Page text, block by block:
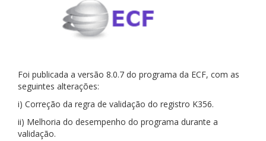
Foi publicada a versão 8.0.7 do programa da ECF, com as
seguintes alterações:
i) Correção da regra de validação do registro K356.
ii) Melhoria do desempenho do programa durante a
validação.